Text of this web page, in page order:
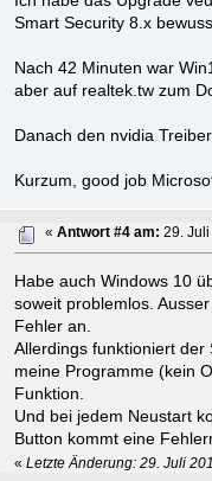
Smart Security 8.x
Nach 42 Minuten war
aber auf realtek.tw zum
Danach den nvidia
Kurzum, good job
«Antwort #4 am: 29. Juli
Habe auch Windows 10
soweit problemlos.
Fehler an.
Allerdings funktioniert der
meine Programme (kein
Funktion.
Und bei jedem Neustart
Button kommt eine
« Letzte Änderung: 29. Juli